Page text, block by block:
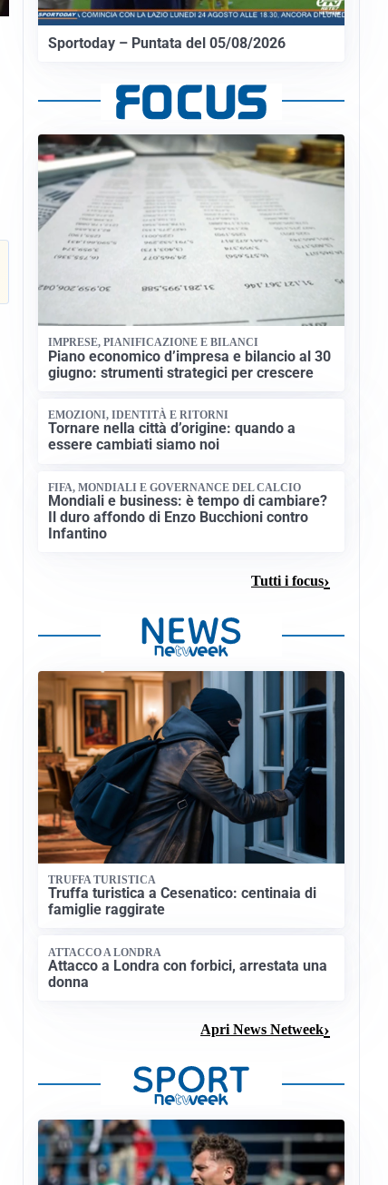
Sportoday – Puntata del 05/08/2026
IMPRESE, PIANIFICAZIONE E BILANCI
Piano economico d’impresa e bilancio al 30
giugno: strumenti strategici per crescere
EMOZIONI, IDENTITÀ E RITORNI
Tornare nella città d’origine: quando a
essere cambiati siamo noi
FIFA, MONDIALI E GOVERNANCE DEL CALCIO
Mondiali e business: è tempo di cambiare?
Il duro affondo di Enzo Bucchioni contro
Infantino
Tutti i focus
TRUFFA TURISTICA
Truffa turistica a Cesenatico: centinaia di
famiglie raggirate
ATTACCO A LONDRA
Attacco a Londra con forbici, arrestata una
donna
Apri News Netweek